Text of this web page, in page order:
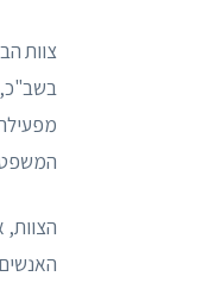
צוות
בשב"כ,
הצוות,